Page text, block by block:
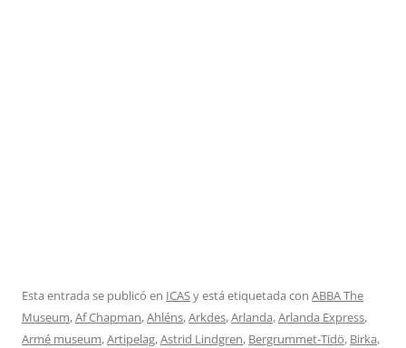
Esta entrada se publicó en ICASy está etiquetada con ABBA The
Museum,Af Chapman,Ahléns,Arkdes,Arlanda,Arlanda Express,
Armé museum,Artipelag,Astrid Lindgren, Bergrummet-Tidö, Birka,